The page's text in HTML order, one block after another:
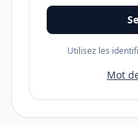
Utilisez les
Mot